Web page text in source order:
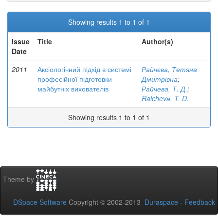
Showing results 1 to 1 of 1
Issue
Date
Title Author(s)
2011
Аксіологічний підхід в системі
професійної підготовки
майбутніх вихователів
Райчєва, Тетяна
Дмитрівна;
Райчева, Т. Д.;
Raichevа, T. D.
Showing results 1 to 1 of 1
Theme by
DSpace Software Copyright © 2002-2013 Duraspace - Feedback